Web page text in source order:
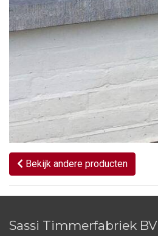
Bekijk andere producten
Sassi Timmerfabriek BV